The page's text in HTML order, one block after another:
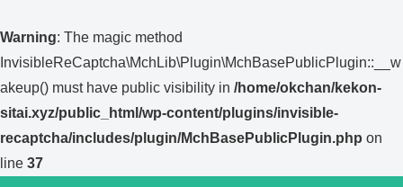
Warning: The magic method
InvisibleReCaptcha\MchLib\Plugin\MchBasePublicPlugin::__w
akeup() must have public visibility in /home/okchan/kekon-
sitai.xyz/public_html/wp-content/plugins/invisible-
recaptcha/includes/plugin/MchBasePublicPlugin.php on
line 37